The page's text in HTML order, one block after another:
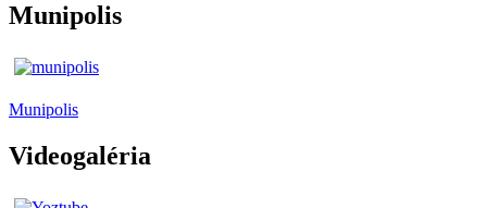
Munipolis
Munipolis
Videogaléria